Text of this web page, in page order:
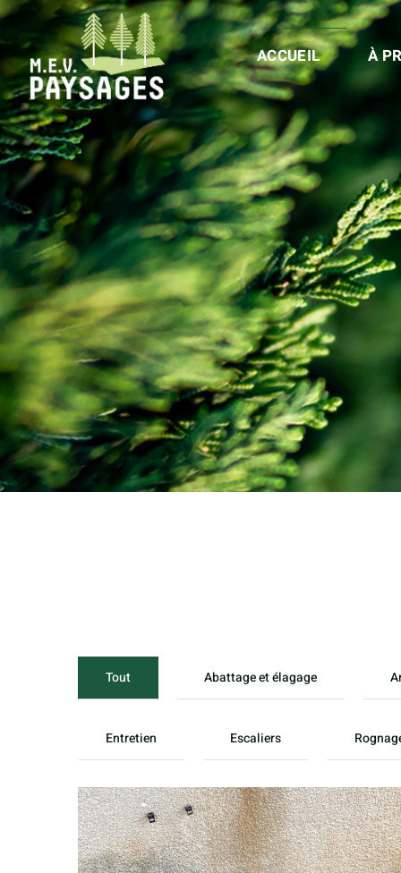
ACCUEIL À
Tout Abattage et élagage
Entretien Escaliers
Installation d’une pompe
immergée